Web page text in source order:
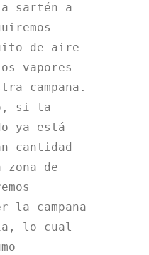
sartén a
de aire
vapores
campana.
si la
ya está
cantidad
zona de
la campana
lo cual